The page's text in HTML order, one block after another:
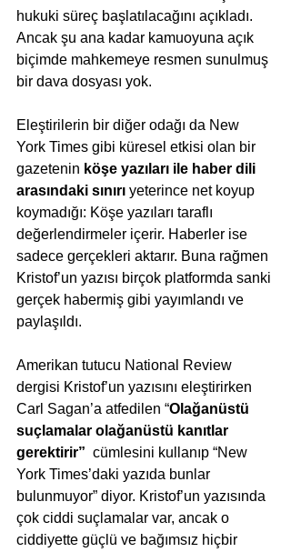
hukuki süreç başlatılacağını açıkladı.
Ancak şu ana kadar kamuoyuna açık
biçimde mahkemeye resmen sunulmuş
bir dava dosyası yok.
Eleştirilerin bir diğer odağı da New
York Times gibi küresel etkisi olan bir
gazetenin köşe yazıları ile haber dili
arasındaki sınırı yeterince net koyup
koymadığı: Köşe yazıları taraflı
değerlendirmeler içerir. Haberler ise
sadece gerçekleri aktarır. Buna rağmen
Kristof’un yazısı birçok platformda sanki
gerçek habermiş gibi yayımlandı ve
paylaşıldı.
Amerikan tutucu National Review
dergisi Kristof’un yazısını eleştirirken
Carl Sagan’a atfedilen “Olağanüstü
suçlamalar olağanüstü kanıtlar
gerektirir” cümlesini kullanıp “New
York Times’daki yazıda bunlar
bulunmuyor” diyor. Kristof’un yazısında
çok ciddi suçlamalar var, ancak o
ciddiyette güçlü ve bağımsız hiçbir